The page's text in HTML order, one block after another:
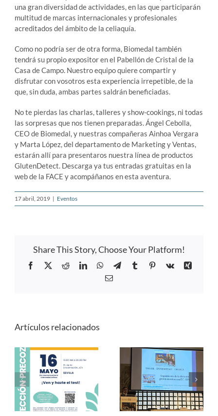
una gran diversidad de actividades, en las que participarán
multitud de marcas internacionales y profesionales
acreditados del ámbito de la celiaquía.
Como no podría ser de otra forma, Biomedal también
tendrá su propio expositor en el Pabellón de Cristal de la
Casa de Campo. Nuestro equipo quiere compartir y
disfrutar con vosotros esta experiencia irrepetible, de la
que, sin duda, ambas partes saldrán beneficiadas.
No te pierdas las charlas, talleres y show-cookings, ni todas
las sorpresas que nos tienen preparadas. Ángel Cebolla,
CEO de Biomedal, y nuestras compañeras Ainhoa Vergara
y Marta López, del departamento de Marketing y Ventas,
estarán allí para presentaros nuestra línea de productos
GlutenDetect. Descarga ya tus entradas gratuitas en la
web de la FACE y acompáñanos en esta aventura.
17 abril, 2019 | Eventos
Share This Story, Choose Your Platform!
Facebook
X RedditLinkedInWhatsApp
TelegramTumblrPinterest
Vk
Xing
Correo
Artículos relacionados
Campaña de
Detección
Precoz de
Enfermedad
Celíaca Sevilla –
16 de mayo
XXIX Congreso
SEGHNP, «Dieta
sin gluten:
correcta
adherencia y
monitorización»